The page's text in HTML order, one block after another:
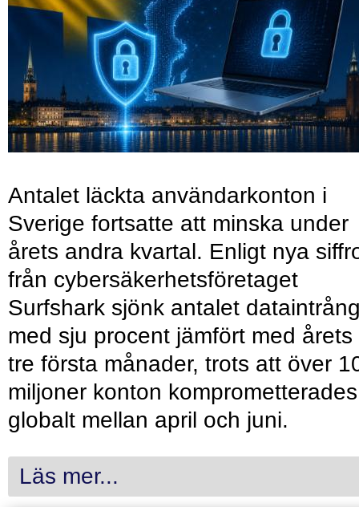
Antalet läckta användarkonton i
Sverige fortsatte att minska under
årets andra kvartal. Enligt nya
från cybersäkerhetsföretaget
Surfshark sjönk antalet
med sju procent jämfört med årets
tre första månader, trots att över
miljoner konton komprometterades
globalt mellan april och juni.
Läs mer...